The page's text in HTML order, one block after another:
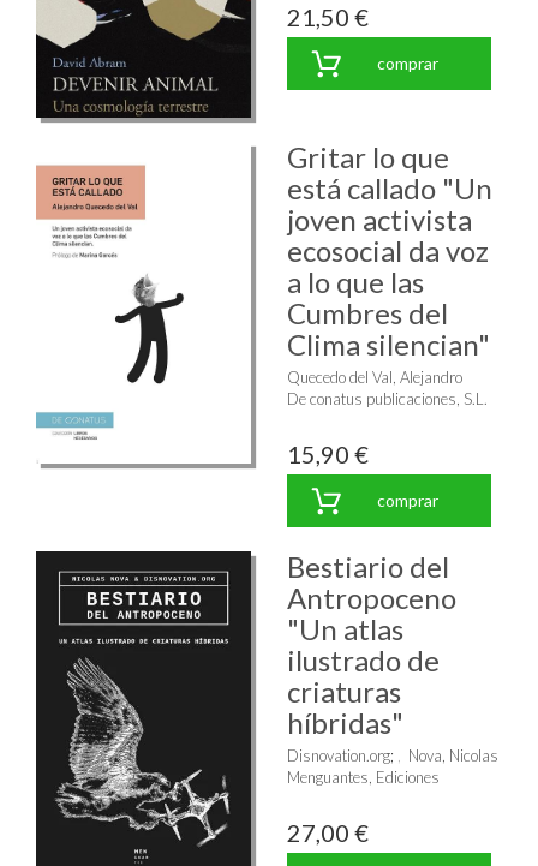
21,50 €
comprar
Gritar lo que
está callado "Un
joven activista
ecosocial da voz
a lo que las
Cumbres del
Clima silencian"
Quecedo del Val, Alejandro
De conatus publicaciones, S.L.
15,90 €
comprar
Bestiario del
Antropoceno
"Un atlas
ilustrado de
criaturas
híbridas"
Disnovation.org;
Nova, Nicolas
Menguantes, Ediciones
27,00 €